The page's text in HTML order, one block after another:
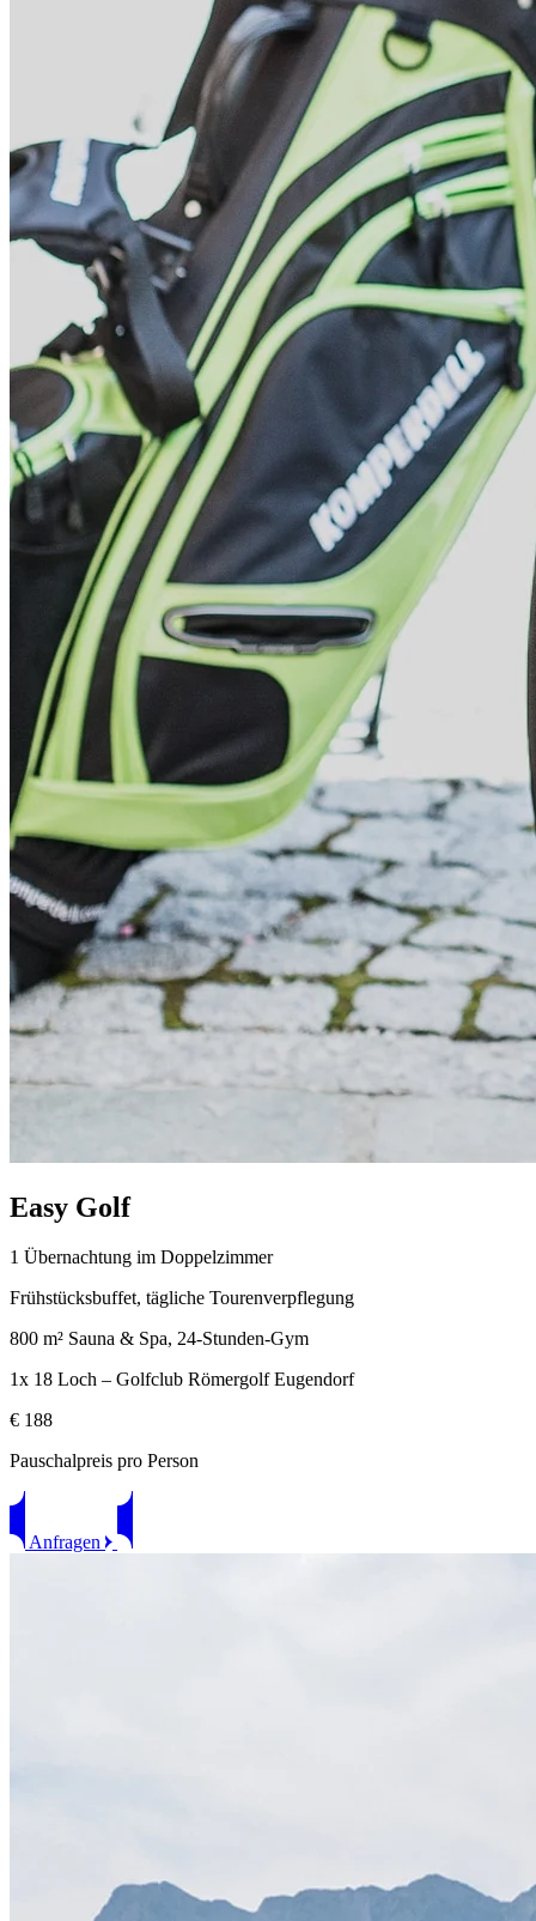
Easy Golf
1 Übernachtung im Doppelzimmer
Frühstücksbuffet, tägliche Tourenverpflegung
800 m² Sauna & Spa, 24-Stunden-Gym
1x 18 Loch – Golfclub Römergolf Eugendorf
€ 188
Pauschalpreis pro Person
Anfragen